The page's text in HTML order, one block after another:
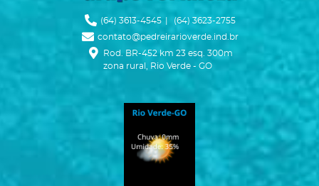
Ícone Telefone
(64) 3613-4545 (64) 3623-2755
Ícone Envelope
contato@pedreirarioverde.ind.br
Ícone Mapa
Rod. BR-452 km 23 esq. 300m
zona rural, Rio Verde - GO